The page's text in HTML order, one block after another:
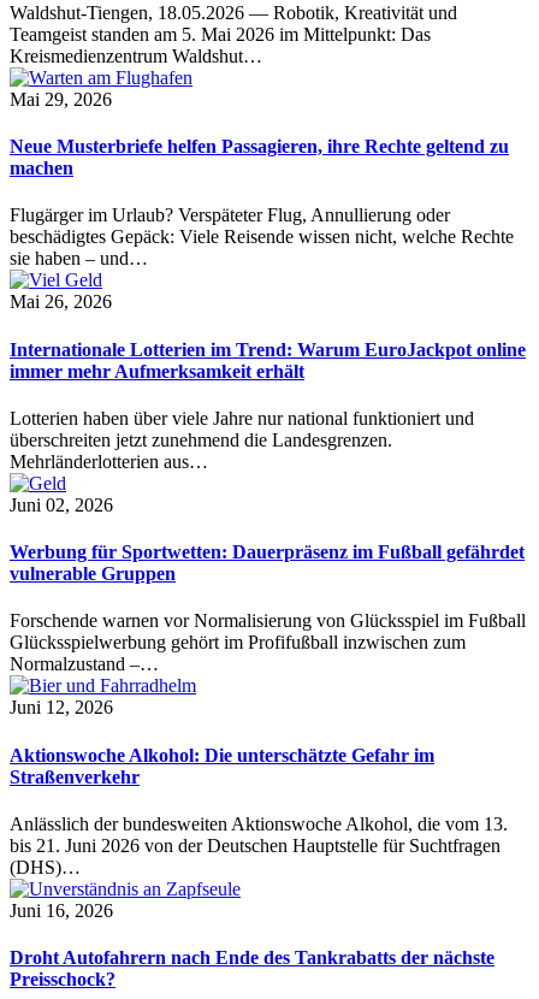
Waldshut-Tiengen, 18.05.2026 — Robotik, Kreativität und
Teamgeist standen am 5. Mai 2026 im Mittelpunkt: Das
Kreismedienzentrum Waldshut…
Mai 29, 2026
Neue Musterbriefe helfen Passagieren, ihre Rechte geltend zu
machen
Flugärger im Urlaub? Verspäteter Flug, Annullierung oder
beschädigtes Gepäck: Viele Reisende wissen nicht, welche Rechte
sie haben – und…
Mai 26, 2026
Internationale Lotterien im Trend: Warum EuroJackpot online
immer mehr Aufmerksamkeit erhält
Lotterien haben über viele Jahre nur national funktioniert und
überschreiten jetzt zunehmend die Landesgrenzen.
Mehrländerlotterien aus…
Juni 02, 2026
Werbung für Sportwetten: Dauerpräsenz im Fußball gefährdet
vulnerable Gruppen
Forschende warnen vor Normalisierung von Glücksspiel im Fußball
Glücksspielwerbung gehört im Profifußball inzwischen zum
Normalzustand –…
Juni 12, 2026
Aktionswoche Alkohol: Die unterschätzte Gefahr im
Straßenverkehr
Anlässlich der bundesweiten Aktionswoche Alkohol, die vom 13.
bis 21. Juni 2026 von der Deutschen Hauptstelle für Suchtfragen
(DHS)…
Juni 16, 2026
Droht Autofahrern nach Ende des Tankrabatts der nächste
Preisschock?